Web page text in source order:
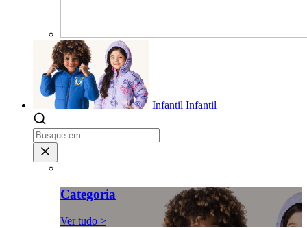
Infantil Infantil
Categoria
Ver tudo >